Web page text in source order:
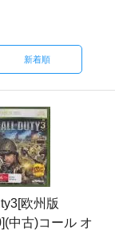
新着順
欧州版
中古)コール オ